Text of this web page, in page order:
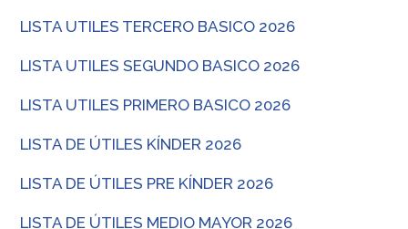
LISTA UTILES TERCERO BASICO 2026
LISTA UTILES SEGUNDO BASICO 2026
LISTA UTILES PRIMERO BASICO 2026
LISTA DE ÚTILES KÍNDER 2026
LISTA DE ÚTILES PRE KÍNDER 2026
LISTA DE ÚTILES MEDIO MAYOR 2026